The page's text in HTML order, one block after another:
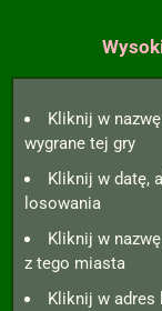
Kliknij w
wygrane tej gry
Kliknij w datę,
losowania
Kliknij w
z tego miasta
Kliknij w adres